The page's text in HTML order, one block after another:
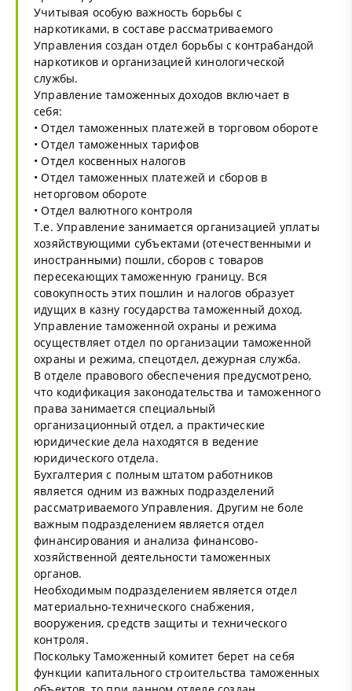
Учитывая особую важность борьбы с
наркотиками, в составе рассматриваемого
Управления создан отдел борьбы с контрабандой
наркотиков и организацией кинологической
службы.
Управление таможенных доходов включает в
себя:
• Отдел таможенных платежей в торговом обороте
• Отдел таможенных тарифов
• Отдел косвенных налогов
• Отдел таможенных платежей и сборов в
неторговом обороте
• Отдел валютного контроля
Т.е. Управление занимается организацией уплаты
хозяйствующими субъектами (отечественными и
иностранными) пошли, сборов с товаров
пересекающих таможенную границу. Вся
совокупность этих пошлин и налогов образует
идущих в казну государства таможенный доход.
Управление таможенной охраны и режима
осуществляет отдел по организации таможенной
охраны и режима, спецотдел, дежурная служба.
В отделе правового обеспечения предусмотрено,
что кодификация законодательства и таможенного
права занимается специальный
организационный отдел, а практические
юридические дела находятся в ведение
юридического отдела.
Бухгалтерия с полным штатом работников
является одним из важных подразделений
рассматриваемого Управления. Другим не боле
важным подразделением является отдел
финансирования и анализа финансово-
хозяйственной деятельности таможенных
органов.
Необходимым подразделением является отдел
материально-технического снабжения,
вооружения, средств защиты и технического
контроля.
Поскольку Таможенный комитет берет на себя
функции капитального строительства таможенных